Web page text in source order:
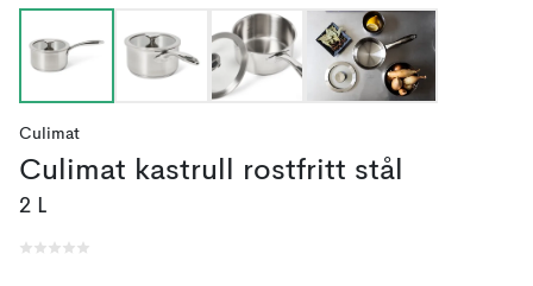
Culimat
Culimat kastrull rostfritt stål
2 L